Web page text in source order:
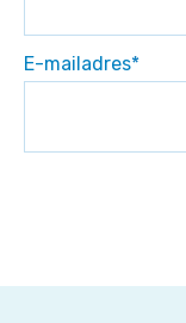
E-mailadres*